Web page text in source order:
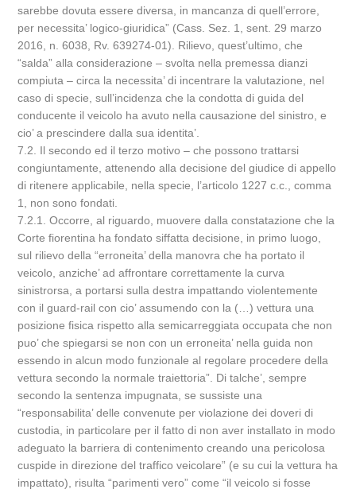
sarebbe dovuta essere diversa, in mancanza di quell’errore,
per necessita’ logico-giuridica” (Cass. Sez. 1, sent. 29 marzo
2016, n. 6038, Rv. 639274-01). Rilievo, quest’ultimo, che
“salda” alla considerazione – svolta nella premessa dianzi
compiuta – circa la necessita’ di incentrare la valutazione, nel
caso di specie, sull’incidenza che la condotta di guida del
conducente il veicolo ha avuto nella causazione del sinistro, e
cio’ a prescindere dalla sua identita’.
7.2. Il secondo ed il terzo motivo – che possono trattarsi
congiuntamente, attenendo alla decisione del giudice di appello
di ritenere applicabile, nella specie, l’articolo 1227 c.c., comma
1, non sono fondati.
7.2.1. Occorre, al riguardo, muovere dalla constatazione che la
Corte fiorentina ha fondato siffatta decisione, in primo luogo,
sul rilievo della “erroneita’ della manovra che ha portato il
veicolo, anziche’ ad affrontare correttamente la curva
sinistrorsa, a portarsi sulla destra impattando violentemente
con il guard-rail con cio’ assumendo con la (…) vettura una
posizione fisica rispetto alla semicarreggiata occupata che non
puo’ che spiegarsi se non con un erroneita’ nella guida non
essendo in alcun modo funzionale al regolare procedere della
vettura secondo la normale traiettoria”. Di talche’, sempre
secondo la sentenza impugnata, se sussiste una
“responsabilita’ delle convenute per violazione dei doveri di
custodia, in particolare per il fatto di non aver installato in modo
adeguato la barriera di contenimento creando una pericolosa
cuspide in direzione del traffico veicolare” (e su cui la vettura ha
impattato), risulta “parimenti vero” come “il veicolo si fosse